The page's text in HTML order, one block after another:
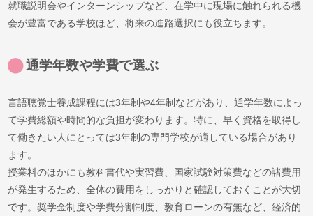
就職説明会やインターンシップなど、在学中に現場に触れられる機
会が豊富である学校ほど、将来の進路選択にも役立ちます。
通学年数や学費で選ぶ
言語聴覚士養成課程には3年制や4年制などがあり、通学年数によっ
て学費総額や時間的な負担が変わります。特に、早く資格を取得し
て働きたい人にとっては3年制の専門学校が適している場合があり
ます。
授業料のほかにも教科書代や実習費、国家試験対策費などの諸費用
が発生するため、全体の費用をしっかりと確認しておくことが大切
です。奨学金制度や学費分割制度、教育ローンの有無など、経済的